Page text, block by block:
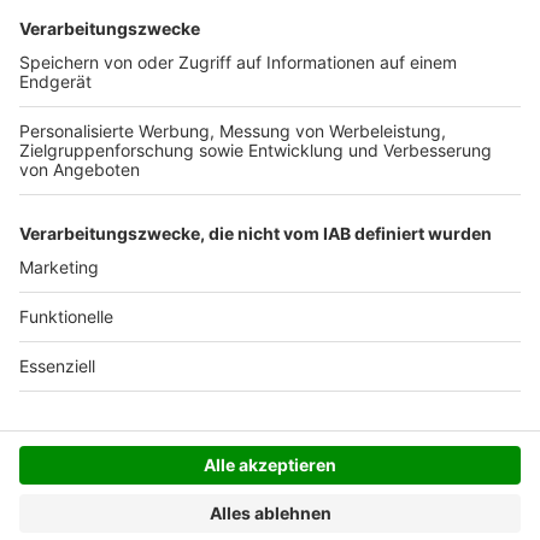
Versandkosten.
Der Bestellprozess ist mit Hilfe eines SSL-
SERVICE HOTLINE
SHOP SERVICE